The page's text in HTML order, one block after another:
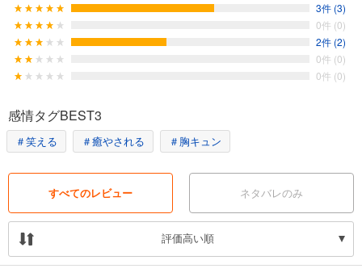
3件 (3)
0件 (0)
2件 (2)
0件 (0)
0件 (0)
感情タグBEST3
＃笑える ＃癒やされる ＃胸キュン
すべてのレビュー ネタバレのみ
評価高い順